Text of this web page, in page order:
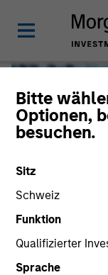
Bitte
Optionen,
besuchen.
Sitz
Schweiz
Funktion
Qualifizierter
Sprache
Global